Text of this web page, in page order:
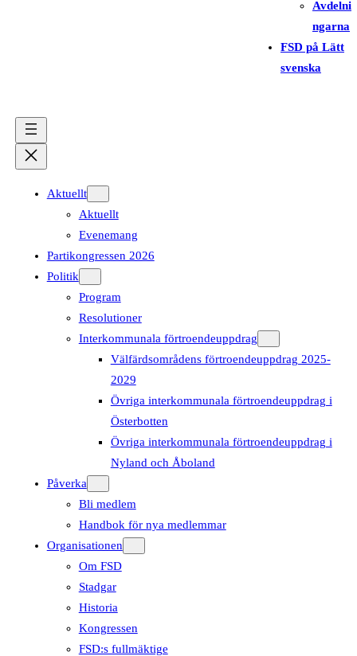
Avdelni
ngarna
FSD på Lätt
svenska
Aktuellt
Aktuellt
Evenemang
Partikongressen 2026
Politik
Program
Resolutioner
Interkommunala förtroendeuppdrag
Välfärdsområdens förtroendeuppdrag 2025-
2029
Övriga interkommunala förtroendeuppdrag i
Österbotten
Övriga interkommunala förtroendeuppdrag i
Nyland och Åboland
Påverka
Bli medlem
Handbok för nya medlemmar
Organisationen
Om FSD
Stadgar
Historia
Kongressen
FSD:s fullmäktige